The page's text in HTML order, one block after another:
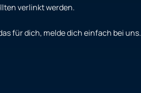
verlinkt werden.
für dich, melde dich einfach bei uns.